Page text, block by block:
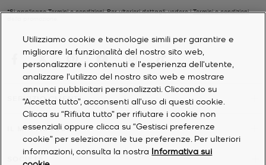
*Si applicano Termini e condizioni. Per ulteriori dettagli, vedere iTermini e condizioni
SERVIZIO CLIENTI
IL MIO ACCOUNT
SOCIETÀ
Utilizziamo cookie e tecnologie simili per garantire e
migliorare la funzionalità del nostro sito web,
personalizzare i contenuti e l'esperienza dell'utente,
analizzare l'utilizzo del nostro sito web e mostrare
annunci pubblicitari personalizzati. Cliccando su
“Accetta tutto”, acconsenti all'uso di questi cookie.
Clicca su “Rifiuta tutto” per rifiutare i cookie non
essenziali oppure clicca su “Gestisci preferenze
cookie” per selezionare le tue preferenze. Per ulteriori
informazioni, consulta la nostra Informativa sui